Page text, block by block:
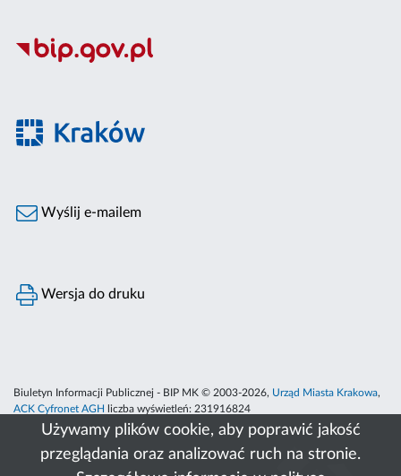
Używamy plików cookie, aby poprawić jakość
przeglądania oraz analizować ruch na stronie.
Wyślij e-mailem
Wersja do druku
Biuletyn Informacji Publicznej - BIP MK © 2003-2026, Urząd Miasta Krakowa,
ACK Cyfronet AGH
liczba wyświetleń: 231916824